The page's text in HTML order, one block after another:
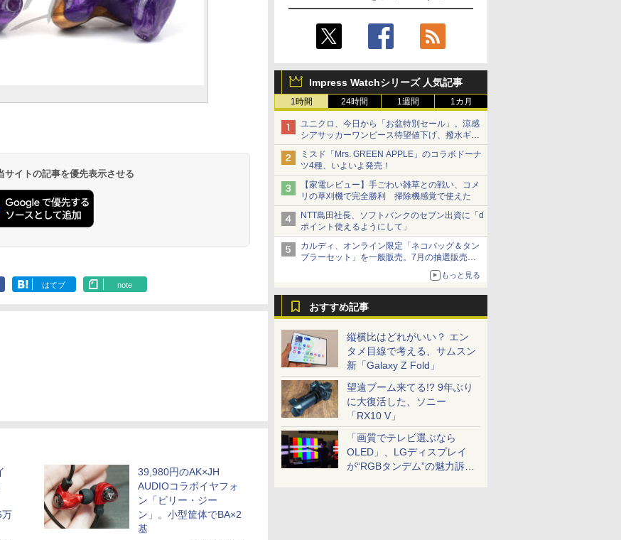
Impress Watchシリーズ 人気記事
1時間 24時間 1週間 1カ月
ユニクロ、今日から「お盆特別セール」。涼感
シアサッカーワンピース待望値下げ、撥水ギア
ショーツは1990円に
ミスド「Mrs. GREEN APPLE」のコラボドーナ
ツ4種、いよいよ発売！
【家電レビュー】手ごわい雑草との戦い、コメ
リの草刈機で完全勝利 掃除機感覚で使えた
NTT島田社長、ソフトバンクのセブン出資に「d
ポイント使えるようにして」
カルディ、オンライン限定「ネコバッグ＆タン
ブラーセット」を一般販売。7月の抽選販売の
もっと見る
おすすめ記事
縦横比はどれがいい？ エン
タメ目線で考える、サムスン
新「Galaxy Z Fold」
望遠ブーム来てる!? 9年ぶり
に大復活した、ソニー
「RX10 V」
「画質でテレビ選ぶなら
OLED」、LGディスプレイ
が“RGBタンデム”の魅力訴
イトの記事を優先表示させる
はてブ note
万
39,980円のAK×JH
AUDIOコラボイヤフォ
ン「ビリー・ジー
ン」。小型筐体でBA×2
基